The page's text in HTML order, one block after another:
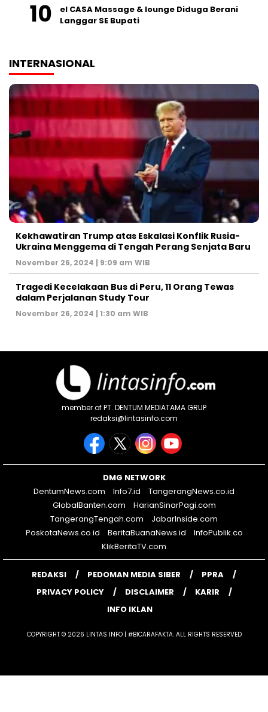
‎el CASA Massage & lounge Diduga Berani
Langgar SE Bupati
INTERNASIONAL
Kekhawatiran Trump atas Eskalasi Konflik Rusia-
Ukraina Menggema di Tengah Perang Senjata Baru
November 26, 2024 | 9:09 am WIB
Tragedi Kecelakaan Bus di Peru, 11 Orang Tewas
dalam Perjalanan Study Tour
November 26, 2024 | 1:30 am WIB
member of PT. DENTUM MEDIATAMA GRUP
redaksi@lintasinfo.com
DMG NETWORK
DentumNews.com
Info7.id
TangerangNews.co.id
GlobalBanten.com
HarianSinarPagi.com
TangerangTengah.com
JabarInside.com
PoskotaNews.co.id
BeritaBuanaNews.id
InfoPublik.co
KlikBeritaTV.com
REDAKSI PEDOMAN MEDIA SIBER
PPRA
PRIVACY POLICY
DISCLAIMER
KARIR
INFO IKLAN
COPYRIGHT © 2026 LINTAS INFO | #BICARAFAKTA. ALL RIGHTS RESERVED